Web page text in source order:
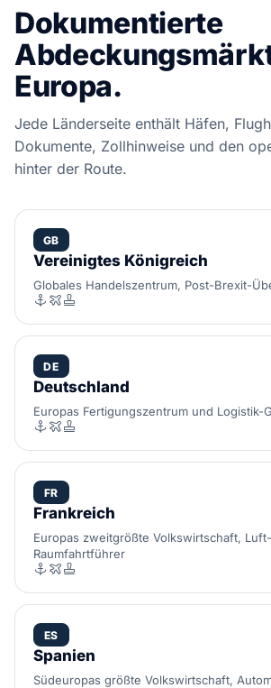
Dokumentierte
Europa.
Jede Länderseite enthält Häfen,
Dokumente, Zollhinweise und den
hinter der Route.
GB
Vereinigtes Königreich
Globales Handelszentrum, Post-Brexit-
DE
Deutschland
Europas Fertigungszentrum und Logistik-
FR
Frankreich
Europas zweitgrößte Volkswirtschaft,
Raumfahrtführer
ES
Spanien
Südeuropas größte Volkswirtschaft,